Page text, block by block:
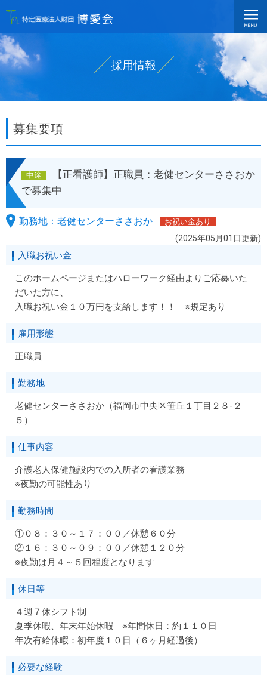
採用情報
募集要項
中途
【正看護師】正職員：老健センターささおか
で募集中
勤務地：老健センターささおか お祝い金あり
(2025年05月01日更新)
入職お祝い金
このホームページまたはハローワーク経由よりご応募いた
だいた方に、
入職お祝い金１０万円を支給します！！ ※規定あり
雇用形態
正職員
勤務地
老健センターささおか（福岡市中央区笹丘１丁目２８-２
５）
仕事内容
介護老人保健施設内での入所者の看護業務
※夜勤の可能性あり
勤務時間
①０８：３０～１７：００／休憩６０分
②１６：３０～０９：００／休憩１２０分
※夜勤は月４～５回程度となります
休日等
４週７休シフト制
夏季休暇、年末年始休暇 ※年間休日：約１１０日
年次有給休暇：初年度１０日（６ヶ月経過後）
必要な経験